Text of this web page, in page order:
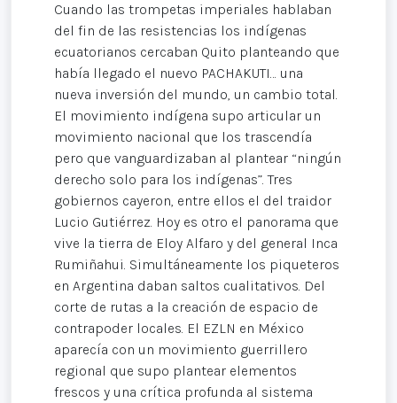
Cuando las trompetas imperiales hablaban
del fin de las resistencias los indígenas
ecuatorianos cercaban Quito planteando que
había llegado el nuevo PACHAKUTI… una
nueva inversión del mundo, un cambio total.
El movimiento indígena supo articular un
movimiento nacional que los trascendía
pero que vanguardizaban al plantear “ningún
derecho solo para los indígenas”. Tres
gobiernos cayeron, entre ellos el del traidor
Lucio Gutiérrez. Hoy es otro el panorama que
vive la tierra de Eloy Alfaro y del general Inca
Rumiñahui. Simultáneamente los piqueteros
en Argentina daban saltos cualitativos. Del
corte de rutas a la creación de espacio de
contrapoder locales. El EZLN en México
aparecía con un movimiento guerrillero
regional que supo plantear elementos
frescos y una crítica profunda al sistema